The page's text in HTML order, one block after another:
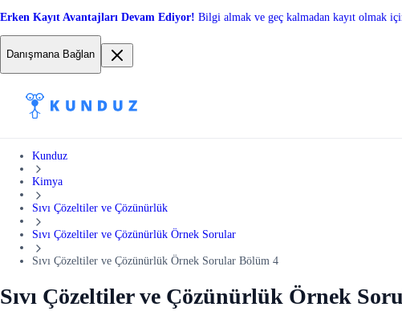
Erken Kayıt Avantajları Devam Ediyor! Bilgi almak ve geç kalmadan kayıt olmak
Danışmana Bağlan
Kunduz
Kimya
Sıvı Çözeltiler ve Çözünürlük
Sıvı Çözeltiler ve Çözünürlük Örnek Sorular
Sıvı Çözeltiler ve Çözünürlük Örnek Sorular Bölüm 4
Sıvı Çözeltiler ve Çözünürlük Örnek